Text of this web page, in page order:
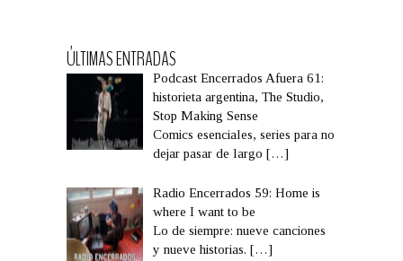
ÚLTIMAS ENTRADAS
Podcast Encerrados Afuera 61:
historieta argentina, The Studio,
Stop Making Sense
Comics esenciales, series para no
dejar pasar de largo[…]
Radio Encerrados 59: Home is
where I want to be
Lo de siempre: nueve canciones
y nueve historias.[…]